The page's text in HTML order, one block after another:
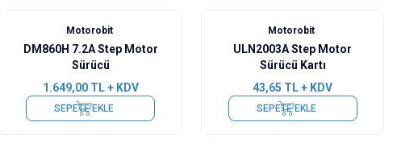
Motorobit
DM860H 7.2A Step Motor
Sürücü
1.649,00TL + KDV
SEPETE EKLE
Motorobit
ULN2003A Step Motor
Sürücü Kartı
43,65 TL + KDV
SEPETE EKLE